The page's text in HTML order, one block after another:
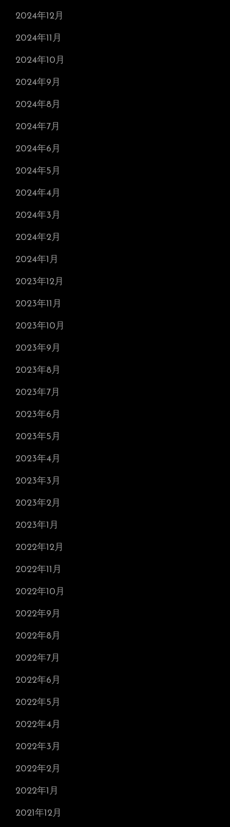
2024年12月
2024年11月
2024年10月
2024年9月
2024年8月
2024年7月
2024年6月
2024年5月
2024年4月
2024年3月
2024年2月
2024年1月
2023年12月
2023年11月
2023年10月
2023年9月
2023年8月
2023年7月
2023年6月
2023年5月
2023年4月
2023年3月
2023年2月
2023年1月
2022年12月
2022年11月
2022年10月
2022年9月
2022年8月
2022年7月
2022年6月
2022年5月
2022年4月
2022年3月
2022年2月
2022年1月
2021年12月